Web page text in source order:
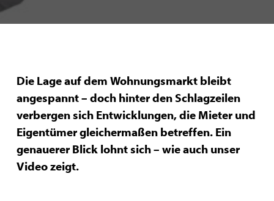
Die Lage auf dem Wohnungsmarkt bleibt
angespannt – doch hinter den Schlagzeilen
verbergen sich Entwicklungen, die Mieter und
Eigentümer gleichermaßen betreffen. Ein
genauerer Blick lohnt sich – wie auch unser
Video zeigt.